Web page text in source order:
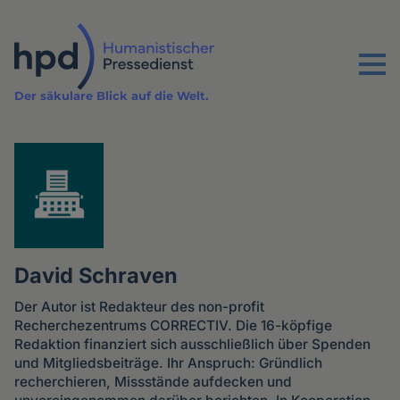
Inhalt
Menu
Der säkulare Blick auf die Welt.
David Schraven
Der Autor ist Redakteur des non-profit
Recherchezentrums CORRECTIV. Die 16-köpfige
Redaktion finanziert sich ausschließlich über Spenden
und Mitgliedsbeiträge. Ihr Anspruch: Gründlich
recherchieren, Missstände aufdecken und